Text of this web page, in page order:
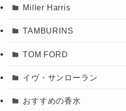
Miller Harris
TAMBURINS
TOM FORD
イヴ・サンローラン
おすすめの香水